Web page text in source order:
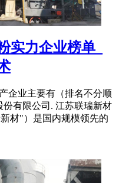
实力企业榜单_
企业主要有（排名不分顺
份有限公司. 江苏联瑞新材
材"）是国内规模领先的